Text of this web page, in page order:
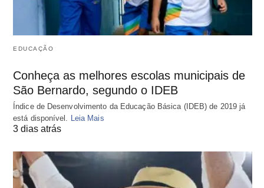
EDUCAÇÃO
Conheça as melhores escolas municipais de
São Bernardo, segundo o IDEB
Índice de Desenvolvimento da Educação Básica (IDEB) de 2019 já
está disponível.
Leia Mais
3 dias atrás